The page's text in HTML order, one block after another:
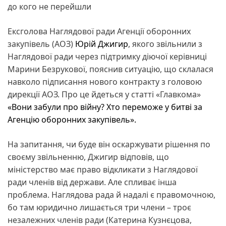
до кого не перейшли
Ексголова Наглядової ради Агенції оборонних
закупівель (АОЗ) Юрій Джигир, якого звільнили з
Наглядової ради через підтримку діючої керівниці
Марини Безрукової, пояснив ситуацію, що склалася
навколо підписання нового контракту з головою
дирекції АОЗ. Про це йдеться у статті «Главкома»
«Вони забули про війну? Хто переможе у битві за
Агенцію оборонних закупівель».
На запитання, чи буде він оскаржувати рішення по
своєму звільненню, Джигир відповів, що
міністерство має право відкликати з Наглядової
ради членів від держави. Але спливає інша
проблема. Наглядова рада й надалі є правомочною,
бо там юридично лишається три члени – троє
незалежних членів ради (Катерина Кузнєцова,